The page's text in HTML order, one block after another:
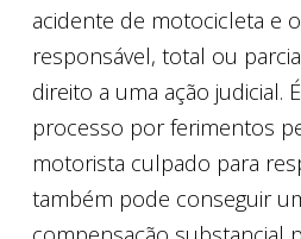
acidente de motocicleta e
responsável, total ou
direito a uma ação judicial.
processo por ferimentos
motorista culpado para
também pode conseguir